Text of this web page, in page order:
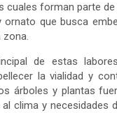
cuales forman parte de
ornato que busca
zona.
de estas
la vialidad y
árboles y plantas
clima y necesidades